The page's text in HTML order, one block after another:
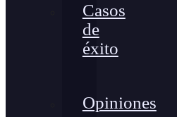
Casos
de
éxito
Opiniones